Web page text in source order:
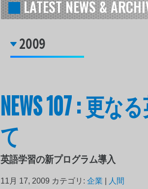
LATEST NEWS &
2009
NEWS 107 : 更
て
英語学習の新プログラム導入
11月 17, 2009 カテゴリ:企業 人間